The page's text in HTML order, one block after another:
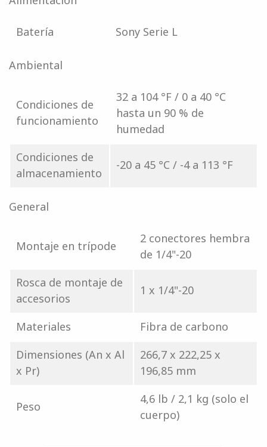
Batería Sony Serie L
Ambiental
Condiciones de
funcionamiento
32 a 104 °F / 0 a 40 °C
hasta un 90 % de
humedad
Condiciones de
almacenamiento
-20 a 45 °C / -4 a 113 °F
General
Montaje en trípode
2 conectores hembra
de 1/4"-20
Rosca de montaje de
accesorios
1 x 1/4"-20
Materiales
Fibra de carbono
Dimensiones (An x Al
x Pr)
266,7 x 222,25 x
196,85 mm
Peso
4,6 lb / 2,1 kg (solo el
cuerpo)